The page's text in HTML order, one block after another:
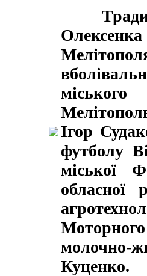
Ігор
футболу
міської
обласної
молочно-
Куценко.